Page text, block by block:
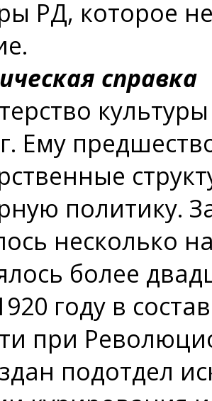
РД, которое
справка
Ему
политику.
несколько
более
году в
при
подотдел